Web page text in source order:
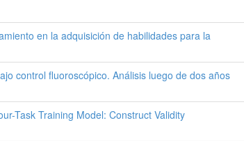
en la adquisición de habilidades para la
control fluoroscópico. Análisis luego de dos años
Task Training Model: Construct Validity